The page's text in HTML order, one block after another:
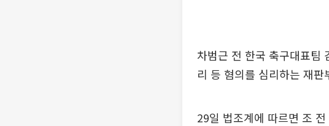
차범근 전 한국 축구대표팀
리 등 혐의를 심리하는 재
29일 법조계에 따르면 조